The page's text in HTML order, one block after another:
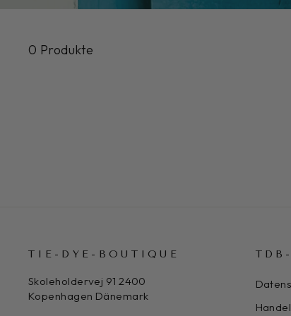
0 Produkte
TIE-DYE-BOUTIQUE
Skoleholdervej 91 2400
Kopenhagen Dänemark